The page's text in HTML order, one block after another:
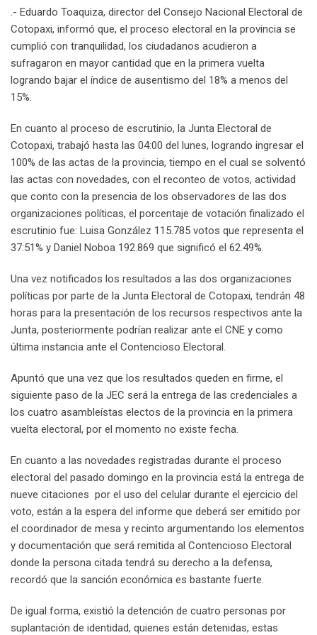
.- Eduardo Toaquiza, director del Consejo Nacional Electoral de
Cotopaxi, informó que, el proceso electoral en la provincia se
cumplió con tranquilidad, los ciudadanos acudieron a
sufragaron en mayor cantidad que en la primera vuelta
logrando bajar el índice de ausentismo del 18% a menos del
15%.
En cuanto al proceso de escrutinio, la Junta Electoral de
Cotopaxi, trabajó hasta las 04:00 del lunes, logrando ingresar el
100% de las actas de la provincia, tiempo en el cual se solventó
las actas con novedades, con el reconteo de votos, actividad
que conto con la presencia de los observadores de las dos
organizaciones políticas, el porcentaje de votación finalizado el
escrutinio fue: Luisa González 115.785 votos que representa el
37:51% y Daniel Noboa 192.869 que significó el 62.49%.
Una vez notificados los resultados a las dos organizaciones
políticas por parte de la Junta Electoral de Cotopaxi, tendrán 48
horas para la presentación de los recursos respectivos ante la
Junta, posteriormente podrían realizar ante el CNE y como
última instancia ante el Contencioso Electoral.
Apuntó que una vez que los resultados queden en firme, el
siguiente paso de la JEC será la entrega de las credenciales a
los cuatro asambleístas electos de la provincia en la primera
vuelta electoral, por el momento no existe fecha.
En cuanto a las novedades registradas durante el proceso
electoral del pasado domingo en la provincia está la entrega de
nueve citaciones por el uso del celular durante el ejercicio del
voto, están a la espera del informe que deberá ser emitido por
el coordinador de mesa y recinto argumentando los elementos
y documentación que será remitida al Contencioso Electoral
donde la persona citada tendrá su derecho a la defensa,
recordó que la sanción económica es bastante fuerte.
De igual forma, existió la detención de cuatro personas por
suplantación de identidad, quienes están detenidas, estas